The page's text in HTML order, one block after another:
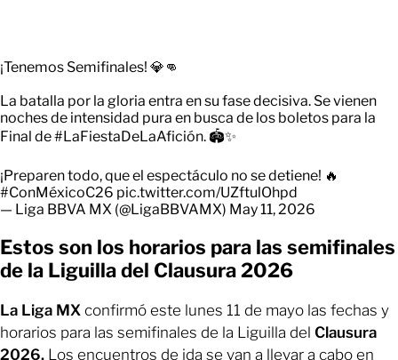
¡Tenemos Semifinales! 💎👊
La batalla por la gloria entra en su fase decisiva. Se vienen
noches de intensidad pura en busca de los boletos para la
Final de#LaFiestaDeLaAfición. 🏟️✨
¡Preparen todo, que el espectáculo no se detiene! 🔥
#ConMéxicoC26 pic.twitter.com/UZftulOhpd
— Liga BBVA MX (@LigaBBVAMX) May 11, 2026
Estos son los horarios para las semifinales
de la Liguilla del Clausura 2026
La Liga MX confirmó este lunes 11 de mayo las fechas y
horarios para las semifinales de la Liguilla del Clausura
2026. Los encuentros de ida se van a llevar a cabo en